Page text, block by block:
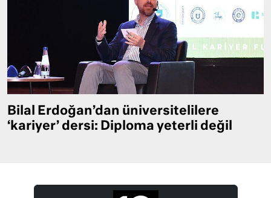
Bilal Erdoğan’dan üniversitelilere
‘kariyer’ dersi: Diploma yeterli değil